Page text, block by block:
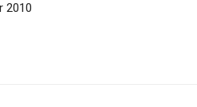
2010